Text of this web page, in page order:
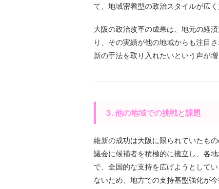
て、地域密着型の政治スタイルが広
大阪の政治改革の成果は、地元の経
り、その実績が他の地域からも注目
新の手法を取り入れたいという声が増
3. 他の地域での挑戦と課題
維新の成功は大阪に限られていたも
議会に候補者を積極的に擁立し、各
で、全国的な支持を広げようとして
ないため、地方での支持基盤強化が今